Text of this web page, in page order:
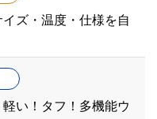
イズ・温度・仕様を自
軽い！タフ！多機能ウ